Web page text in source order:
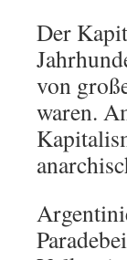
Der
von
waren.